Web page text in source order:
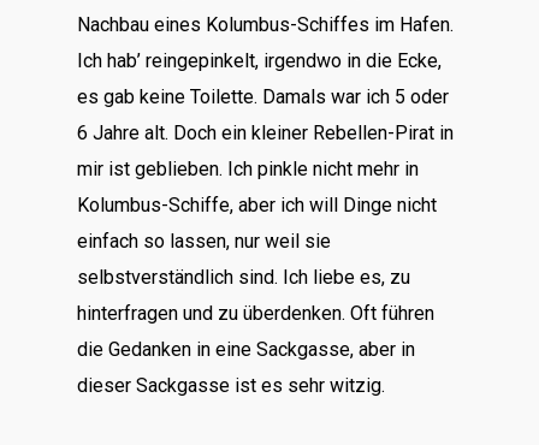
Nachbau eines Kolumbus-Schiffes im Hafen.
Ich hab’ reingepinkelt, irgendwo in die Ecke,
es gab keine Toilette. Damals war ich 5 oder
6 Jahre alt. Doch ein kleiner Rebellen-Pirat in
mir ist geblieben. Ich pinkle nicht mehr in
Kolumbus-Schiffe, aber ich will Dinge nicht
einfach so lassen, nur weil sie
selbstverständlich sind. Ich liebe es, zu
hinterfragen und zu überdenken. Oft führen
die Gedanken in eine Sackgasse, aber in
dieser Sackgasse ist es sehr witzig.